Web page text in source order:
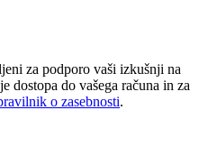
za podporo vaši izkušnji na
dostopa do vašega računa in za
o zasebnosti.